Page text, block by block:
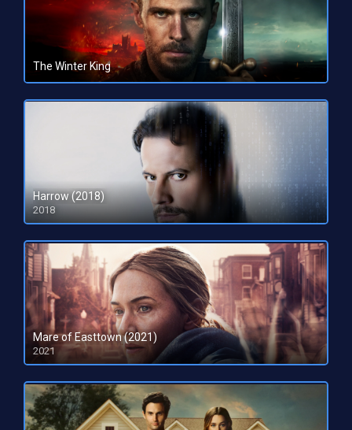
The Winter King
HD 1080pHD 720p
Harrow (2018)
2018
Mare of Easttown (2021)
2021